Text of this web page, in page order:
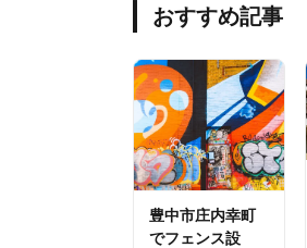
おすすめ記事
豊中市庄内幸町
でフェンス設